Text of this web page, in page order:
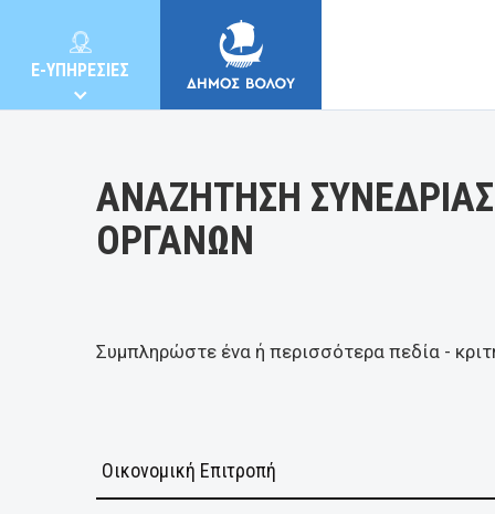
E-ΥΠΗΡΕΣΙΕΣ
ΕΠΙΧΕΙΡΗΣΕΙΣ
ΑΝΑΖΗΤΗΣΗ
ΟΡΓΑΝΩΝ
Συμπληρώστε ένα ή περισσότερα πεδία -